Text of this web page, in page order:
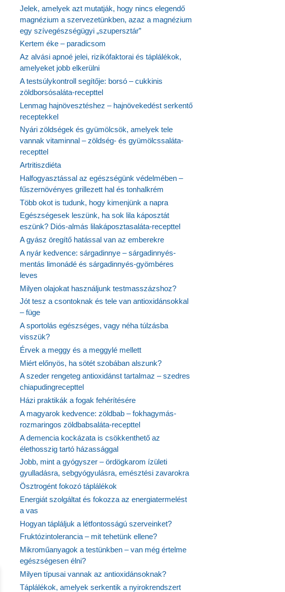
Jelek, amelyek azt mutatják, hogy nincs elegendő
magnézium a szervezetünkben, azaz a magnézium
egy szívegészségügyi „szupersztár”
Kertem éke – paradicsom
Az alvási apnoé jelei, rizikófaktorai és táplálékok,
amelyeket jobb elkerülni
A testsúlykontroll segítője: borsó – cukkinis
zöldborsósaláta-recepttel
Lenmag hajnövesztéshez – hajnövekedést serkentő
receptekkel
Nyári zöldségek és gyümölcsök, amelyek tele
vannak vitaminnal – zöldség- és gyümölcssaláta-
recepttel
Artritiszdiéta
Halfogyasztással az egészségünk védelmében –
fűszernövényes grillezett hal és tonhalkrém
Több okot is tudunk, hogy kimenjünk a napra
Egészségesek leszünk, ha sok lila káposztát
eszünk? Diós-almás lilakáposztasaláta-recepttel
A gyász öregítő hatással van az emberekre
A nyár kedvence: sárgadinnye – sárgadinnyés-
mentás limonádé és sárgadinnyés-gyömbéres
leves
Milyen olajokat használjunk testmasszázshoz?
Jót tesz a csontoknak és tele van antioxidánsokkal
– füge
A sportolás egészséges, vagy néha túlzásba
visszük?
Érvek a meggy és a meggylé mellett
Miért előnyös, ha sötét szobában alszunk?
A szeder rengeteg antioxidánst tartalmaz – szedres
chiapudingrecepttel
Házi praktikák a fogak fehérítésére
A magyarok kedvence: zöldbab – fokhagymás-
rozmaringos zöldbabsaláta-recepttel
A demencia kockázata is csökkenthető az
élethosszig tartó házassággal
Jobb, mint a gyógyszer – ördögkarom ízületi
gyulladásra, sebgyógyulásra, emésztési zavarokra
Ösztrogént fokozó táplálékok
Energiát szolgáltat és fokozza az energiatermelést
a vas
Hogyan tápláljuk a létfontosságú szerveinket?
Fruktózintolerancia – mit tehetünk ellene?
Mikroműanyagok a testünkben – van még értelme
egészségesen élni?
Milyen típusai vannak az antioxidánsoknak?
Táplálékok, amelyek serkentik a nyirokrendszert